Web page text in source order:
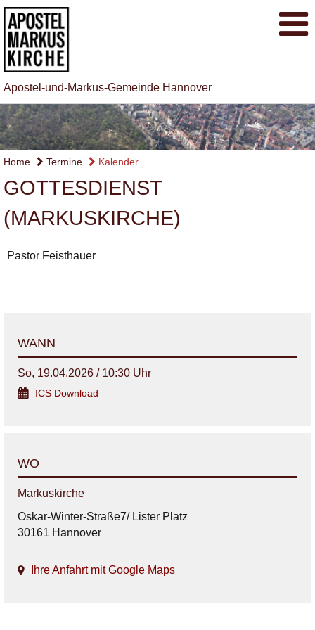
Apostel-und-Markus-Gemeinde Hannover
Home Termine Kalender
GOTTESDIENST
(MARKUSKIRCHE)
Pastor Feisthauer
WANN
So, 19.04.2026 / 10:30 Uhr
ICS Download
WO
Markuskirche
Oskar-Winter-Straße7/ Lister Platz
30161 Hannover
Ihre Anfahrt mit Google Maps